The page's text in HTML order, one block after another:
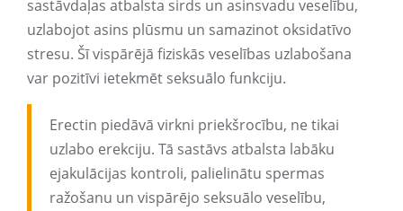
sastāvdaļas atbalsta sirds un asinsvadu veselību,
uzlabojot asins plūsmu un samazinot oksidatīvo
stresu. Šī vispārējā fiziskās veselības uzlabošana
var pozitīvi ietekmēt seksuālo funkciju.
Erectin piedāvā virkni priekšrocību, ne tikai
uzlabo erekciju. Tā sastāvs atbalsta labāku
ejakulācijas kontroli, palielinātu spermas
ražošanu un vispārējo seksuālo veselību,